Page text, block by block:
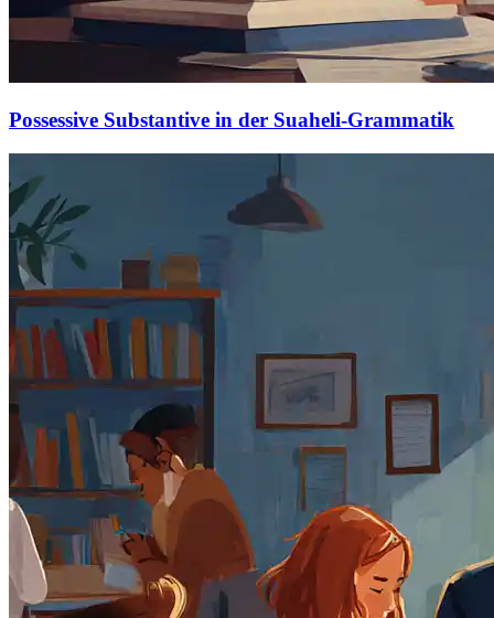
Possessive Substantive in der Suaheli-Grammatik